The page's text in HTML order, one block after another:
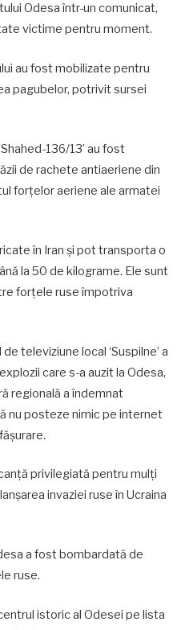
Odesa într-un comunicat,
victime pentru moment.
au fost mobilizate pentru
pagubelor, potrivit sursei
136/13’ au fost
de rachete antiaeriene din
forțelor aeriene ale armatei
în Iran și pot transporta o
la 50 de kilograme. Ele sunt
forțele ruse împotriva
televiziune local ‘Suspilne’ a
care s-a auzit la Odesa,
regională a îndemnat
nu posteze nimic pe internet
privilegiată pentru mulți
invaziei ruse în Ucraina
a fost bombardată de
ruse.
istoric al Odesei pe lista